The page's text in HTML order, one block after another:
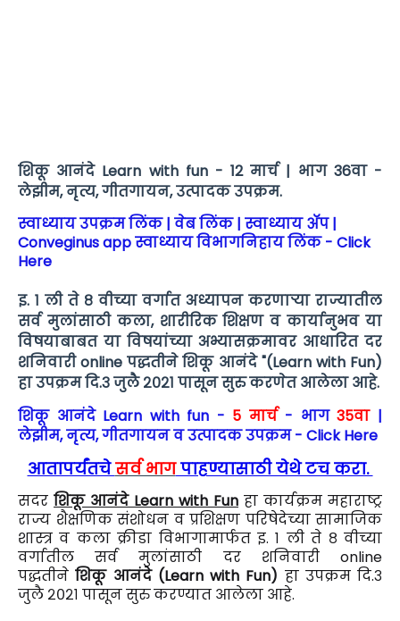
शिकू आनंदे Learn with fun - 12 मार्च | भाग 36वा -
लेझीम, नृत्य, गीतगायन, उत्पादक उपक्रम.
स्वाध्याय उपक्रम लिंक | वेब लिंक | स्वाध्याय ॲप |
Conveginus app स्वाध्याय विभागनिहाय लिंक - Click
Here
इ. १ ली ते ८ वीच्या वर्गात अध्यापन करणाऱ्या राज्यातील
सर्व मुलांसाठी कला, शारीरिक शिक्षण व कार्यानुभव या
विषयाबाबत या विषयांच्या अभ्यासक्रमावर आधारित दर
शनिवारी online पद्धतीने शिकू आनंदे "(Learn with Fun)
हा उपक्रम दि.३ जुलै २०२१ पासून सुरु करणेत आलेला आहे.
शिकू आनंदे Learn with fun - 5 मार्च- भाग35वा|
लेझीम, नृत्य, गीतगायन व उत्पादक उपक्रम - Click Here
आतापर्यंतचेसर्व भागपाहण्यासाठी येथे टच करा.
सदर शिकू आनंदे Learn with Fun हा कार्यक्रम महाराष्ट्र
राज्य शैक्षणिक संशोधन व प्रशिक्षण परिषेदेच्या सामाजिक
शास्त्र व कला क्रीडा विभागामार्फत इ. १ ली ते ८ वीच्या
वर्गातील सर्व मुलांसाठी दर शनिवारी online
पद्धतीनेशिकू आनंदे (Learn with Fun) हा उपक्रम दि.३
जुलै २०२१ पासून सुरु करण्यात आलेला आहे.